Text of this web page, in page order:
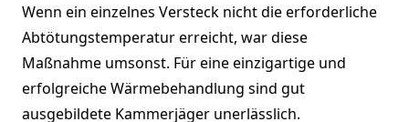
Wenn ein einzelnes Versteck nicht die erforderliche
Abtötungstemperatur erreicht, war diese
Maßnahme umsonst. Für eine einzigartige und
erfolgreiche Wärmebehandlung sind gut
ausgebildete Kammerjäger unerlässlich.